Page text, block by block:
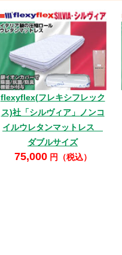
flexyflex(フレキシフレック
ス)社「シルヴィア」ノンコ
イルウレタンマットレス
ダブルサイズ
75,000円（税込）